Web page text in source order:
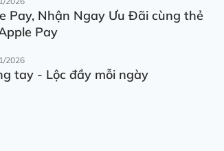
Pay, Nhận Ngay Ưu Đãi cùng thẻ
Pay
2026
tay - Lộc đầy mỗi ngày